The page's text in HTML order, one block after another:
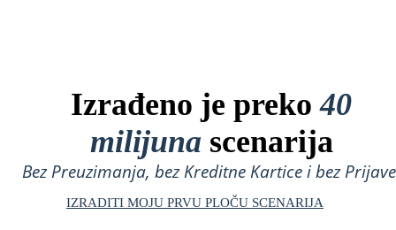
Izrađeno je preko40
milijuna scenarija
Bez Preuzimanja, bez Kreditne Kartice i bez
IZRADITI MOJU PRVU PLOČU SCENARIJA